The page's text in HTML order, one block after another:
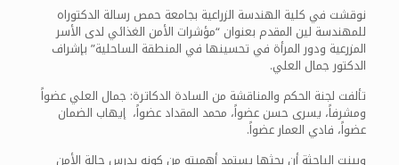
نوقشت في كلية الهندسة الزراعية بجامعة حمص رسالة الدكتوراه
للمهندسة لين المقدم بعنوان “مؤشرات الأمن الغذائي لدى الأسر
المزرعية ودور المرأة في تحسينها في المنطقة الساحلية” بإشراف
الدكتور جمال العلي.
تألفت لجنة الحكم والمناقشة من السادة الدكاترة: جمال العلي عضواً
ومشرفاً، يسرى حسن عضواً، محمد المقداد عضواً، إيهاب الضمان
عضواً، فادي العمار عضواً.
وبينت الباحثة أن بحثها يستمد أهميته من كونه يدرس حالة الأمن